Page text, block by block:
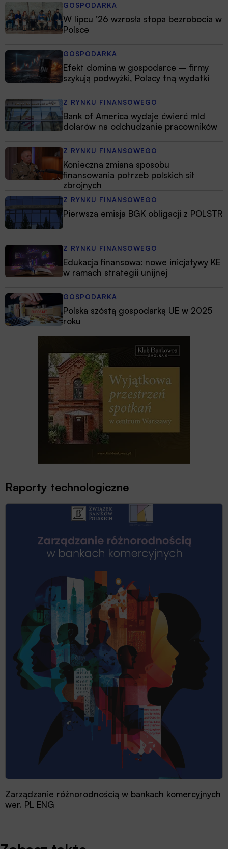
GOSPODARKA
W lipcu ’26 wzrosła stopa bezrobocia w
Polsce
GOSPODARKA
Efekt domina w gospodarce – firmy
szykują podwyżki, Polacy tną wydatki
Z RYNKU FINANSOWEGO
Bank of America wydaje ćwierć mld
dolarów na odchudzanie pracowników
Z RYNKU FINANSOWEGO
Konieczna zmiana sposobu
finansowania potrzeb polskich sił
zbrojnych
Z RYNKU FINANSOWEGO
Pierwsza emisja BGK obligacji z POLSTR
Z RYNKU FINANSOWEGO
Edukacja finansowa: nowe inicjatywy KE
w ramach strategii unijnej
GOSPODARKA
Polska szóstą gospodarką UE w 2025
roku
Raporty technologiczne
Zarządzanie różnorodnością w bankach komercyjnych
wer. PL ENG